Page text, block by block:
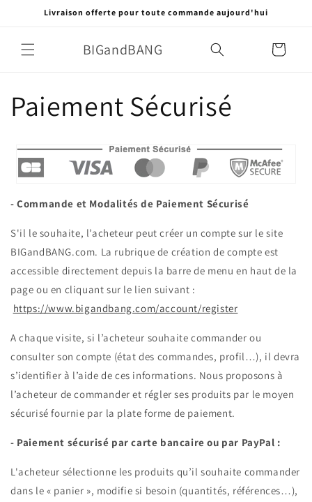
passer
contenu
Livraison offerte pour toute commande aujourd'hui
BIGandBANG Panier
Paiement Sécurisé
- Commande et Modalités de Paiement Sécurisé
S'il le souhaite, l’acheteur peut créer un compte sur le site
BIGandBANG.com. La rubrique de création de compte est
accessible directement depuis la barre de menu en haut de la
page ou en cliquant sur le lien suivant :
https://www.bigandbang.com/account/register
A chaque visite, si l’acheteur souhaite commander ou
consulter son compte (état des commandes, profil…), il devra
s’identifier à l’aide de ces informations. Nous proposons à
l’acheteur de commander et régler ses produits par le moyen
sécurisé fournie par la plate forme de paiement.
- Paiement sécurisé par carte bancaire ou par PayPal :
L'acheteur sélectionne les produits qu’il souhaite commander
dans le « panier », modifie si besoin (quantités, références…),